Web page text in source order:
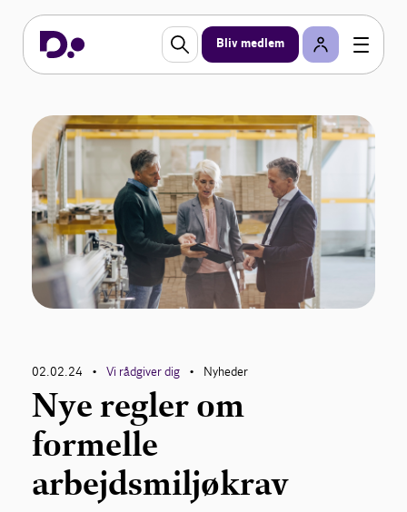
Bliv medlem
02.02.24 • Vi rådgiver dig • Nyheder
Nye regler om
formelle
arbejdsmiljøkrav